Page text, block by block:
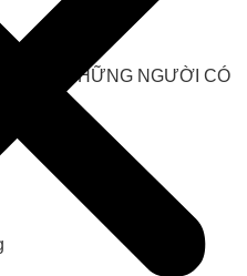
ĐẾN NHỮNG NGƯỜI CÓ